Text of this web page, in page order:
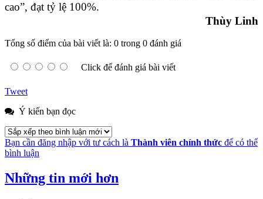
cao”, đạt tỷ lệ 100%.
Thùy Linh
Tổng số điểm của bài viết là: 0 trong 0 đánh giá
Click để đánh giá bài viết
Tweet
Ý kiến bạn đọc
Bạn cần đăng nhập với tư cách là Thành viên chính thức để có thể
bình luận
Những tin mới hơn